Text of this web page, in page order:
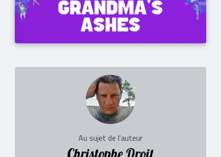
Au sujet de l'auteur
Christophe Droit